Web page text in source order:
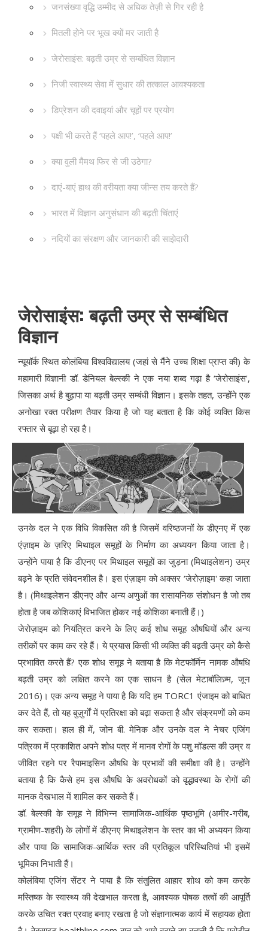
जनसंख्या वृद्धि उम्मीद से अधिक तेज़ी से गिर रही है
मितली होने पर भूख क्यों मर जाती है
जेरोसाइंस: बढ़ती उम्र से सम्बंधित विज्ञान
निजी स्वास्थ्य सेवा में सुधार की तत्काल आवश्यकता
डिप्रेशन की दवाइयां और चूहों पर प्रयोग
पक्षी भी करते हैं ‘पहले आप!’, ‘पहले आप!’
क्या वुली मैमथ फिर से जी उठेगा?
दाएं-बाएं हाथ की वरीयता क्या जीन्स तय करते हैं?
भारत में विज्ञान अनुसंधान की बढ़ती चिंताएं
नदियों का संरक्षण और जानकारी की साझेदारी
जेरोसाइंस: बढ़ती उम्र से सम्बंधित
विज्ञान
न्यूयॉर्क स्थित कोलंबिया विश्वविद्यालय (जहां से मैंने उच्च शिक्षा प्राप्त की) के
महामारी विज्ञानी डॉ. डेनियल बेल्स्की ने एक नया शब्द गढ़ा है ‘जेरोसाइंस',
जिसका अर्थ है बुढ़ापा या बढ़ती उम्र सम्बंधी विज्ञान। इसके तहत, उन्होंने एक
अनोखा रक्त परीक्षण तैयार किया है जो यह बताता है कि कोई व्यक्ति किस
रफ्तार से बूढ़ा हो रहा है।
उनके दल ने एक विधि विकसित की है जिसमें वरिष्ठजनों के डीएनए में एक
एंज़ाइम के ज़रिए मिथाइल समूहों के निर्माण का अध्ययन किया जाता है।
उन्होंने पाया है कि डीएनए पर मिथाइल समूहों का जुड़ना (मिथाइलेशन) उम्र
बढ़ने के प्रति संवेदनशील है। इस एंज़ाइम को अक्सर ‘जेरोज़ाइम' कहा जाता
है। (मिथाइलेशन डीएनए और अन्य अणुओं का रासायनिक संशोधन है जो तब
होता है जब कोशिकाएं विभाजित होकर नई कोशिका बनाती हैं।)
जेरोज़ाइम को नियंत्रित करने के लिए कई शोध समूह औषधियों और अन्य
तरीकों पर काम कर रहे हैं। ये प्रयास किसी भी व्यक्ति की बढ़ती उम्र को कैसे
प्रभावित करते हैं? एक शोध समूह ने बताया है कि मेटफॉर्मिन नामक औषधि
बढ़ती उम्र को लक्षित करने का एक साधन है (सेल मेटाबॉलिज़्म, जून
2016)। एक अन्य समूह ने पाया है कि यदि हम TORC1 एंजाइम को बाधित
कर देते हैं, तो यह बुज़ुर्गों में प्रतिरक्षा को बढ़ा सकता है और संक्रमणों को कम
कर सकता। हाल ही में, जोन बी. मेनिक और उनके दल ने नेचर एजिंग
पत्रिका में प्रकाशित अपने शोध पत्र में मानव रोगों के पशु मॉडल्स की उम्र व
जीवित रहने पर रैपामाइसिन औषधि के प्रभावों की समीक्षा की है। उन्होंने
बताया है कि कैसे हम इस औषधि के अवरोधकों को वृद्धावस्था के रोगों की
मानक देखभाल में शामिल कर सकते हैं।
डॉ. बेल्स्की के समूह ने विभिन्न सामाजिक-आर्थिक पृष्ठभूमि (अमीर-गरीब,
ग्रामीण-शहरी) के लोगों में डीएनए मिथाइलेशन के स्तर का भी अध्ययन किया
और पाया कि सामाजिक-आर्थिक स्तर की प्रतिकूल परिस्थितियां भी इसमें
भूमिका निभाती हैं।
कोलंबिया एजिंग सेंटर ने पाया है कि संतुलित आहार शोथ को कम करके
मस्तिष्क के स्वास्थ्य की देखभाल करता है, आवश्यक पोषक तत्वों की आपूर्ति
करके उचित रक्त प्रवाह बनाए रखता है जो संज्ञानात्मक कार्य में सहायक होता